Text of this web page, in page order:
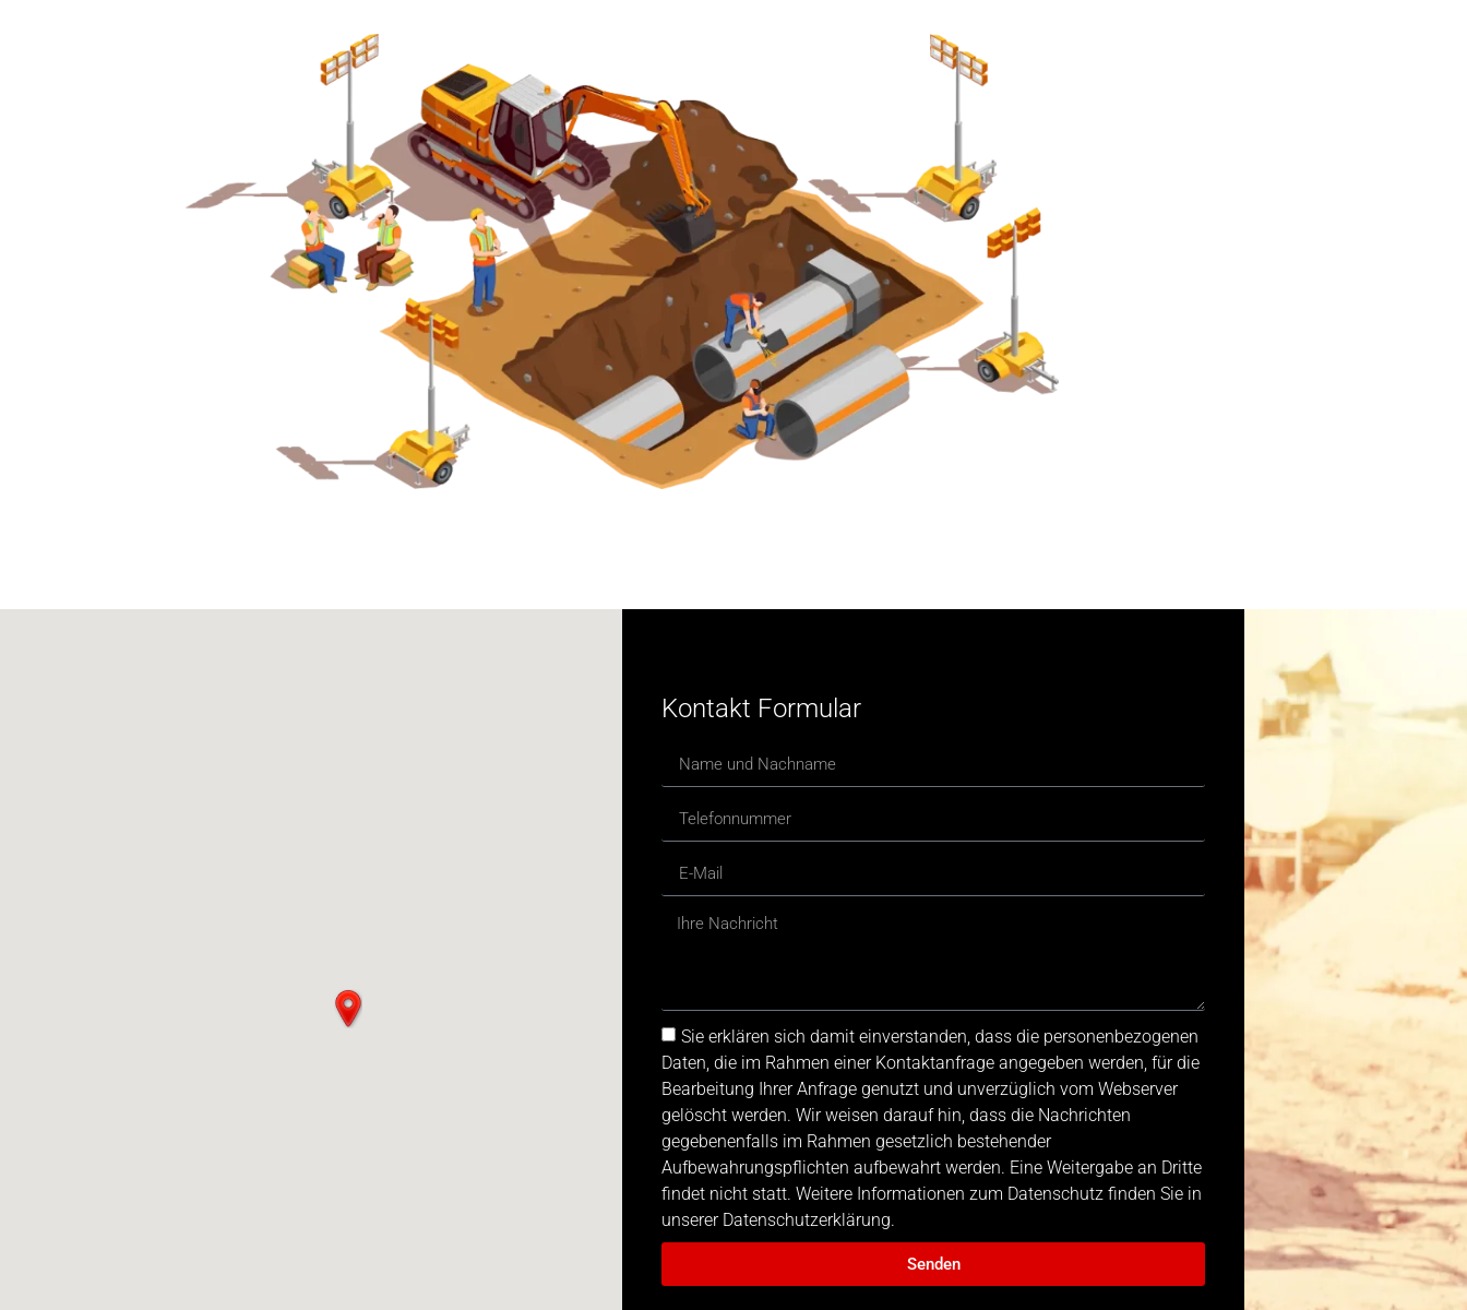
Kontakt Formular
Sie erklären sich damit einverstanden, dass die personenbezogenen
Daten, die im Rahmen einer Kontaktanfrage angegeben werden, für die
Bearbeitung Ihrer Anfrage genutzt und unverzüglich vom Webserver
gelöscht werden. Wir weisen darauf hin, dass die Nachrichten
gegebenenfalls im Rahmen gesetzlich bestehender
Aufbewahrungspflichten aufbewahrt werden. Eine Weitergabe an Dritte
findet nicht statt. Weitere Informationen zum Datenschutz finden Sie in
unserer Datenschutzerklärung.
Senden